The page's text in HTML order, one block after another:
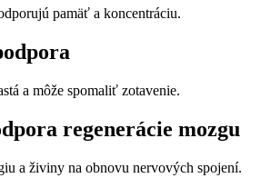
pamäť a koncentráciu.
a môže spomaliť zotavenie.
regenerácie mozgu
a živiny na obnovu nervových spojení.